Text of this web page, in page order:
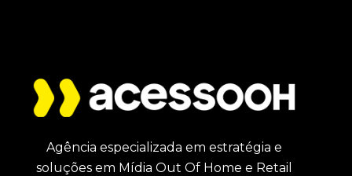
Agência especializada em estratégia e
soluções em Mídia Out Of Home e Retail